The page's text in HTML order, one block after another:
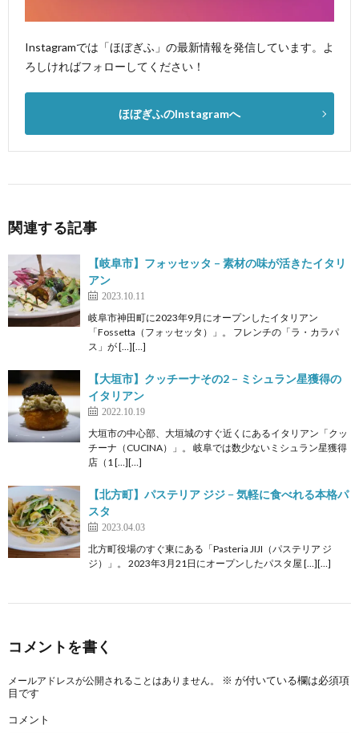
Instagramでは「ほぼぎふ」の最新情報を発信しています。よ
ろしければフォローしてください！
ほぼぎふのInstagramへ
関連する記事
【岐阜市】フォッセッタ – 素材の味が活きたイタリ
アン
2023.10.11
岐阜市神田町に2023年9月にオープンしたイタリアン
「Fossetta（フォッセッタ）」。 フレンチの「ラ・カラパ
ス」が […][…]
【大垣市】クッチーナその2 – ミシュラン星獲得の
イタリアン
2022.10.19
大垣市の中心部、大垣城のすぐ近くにあるイタリアン「クッ
チーナ（CUCINA）」。 岐阜では数少ないミシュラン星獲得
店（1 […][…]
【北方町】パステリア ジジ − 気軽に食べれる本格パ
スタ
2023.04.03
北方町役場のすぐ東にある「Pasteria JIJI（パステリア ジ
ジ）」。 2023年3月21日にオープンしたパスタ屋 […][…]
コメントを書く
メールアドレスが公開されることはありません。 ※ が付いている欄は必須項
目です
コメント